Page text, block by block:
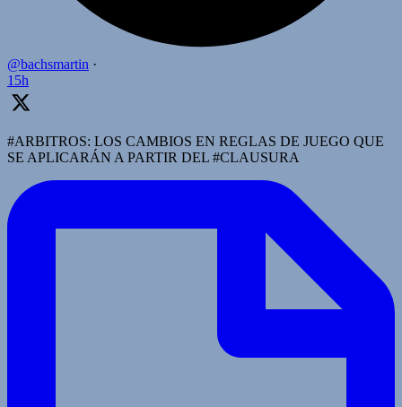
@bachsmartin ·
15h
#ARBITROS: LOS CAMBIOS EN REGLAS DE JUEGO QUE
SE APLICARÁN A PARTIR DEL #CLAUSURA